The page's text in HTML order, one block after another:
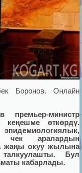
Боронов. Онлайн
премьер-министр
кеңешме өткөрдү.
чек аралардын
жаңы окуу жылына
Бул
кабарлады.